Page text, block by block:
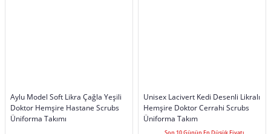
Aylu Model Soft Likra Çağla Yeşili
Doktor Hemşire Hastane Scrubs
Üniforma Takımı
Unisex Lacivert Kedi Desenli Likralı
Hemşire Doktor Cerrahi Scrubs
Üniforma Takım